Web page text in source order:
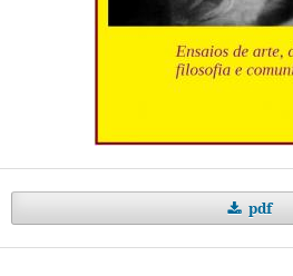
pdf